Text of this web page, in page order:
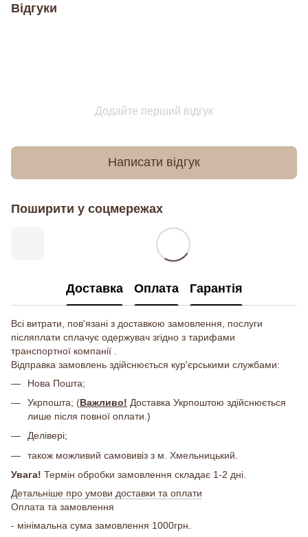
Відгуки
Додайте перший відгук
Написати відгук
Поширити у соцмережах
Доставка Оплата Гарантія
Всі витрати, пов'язані з доставкою замовлення, послуги
післяплати сплачує одержувач згідно з тарифами
транспортної компанії .
Відправка замовлень здійснюється кур'єрськими службами:
Нова Пошта;
Укрпошта; (Важливо! Доставка Укрпоштою здійснюється
лише після повної оплати.)
Делівері;
також можливий самовивіз з м. Хмельницький.
Увага! Термін обробки замовлення складає 1-2 дні.
Детальніше про умови доставки та оплати
Оплата та замовлення
- мінімальна сума замовлення 1000грн.